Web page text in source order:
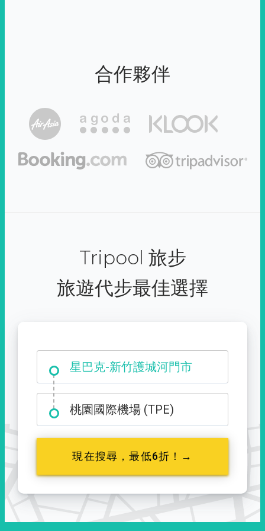
合作夥伴
Tripool 旅步
旅遊代步最佳選擇
大霸尖山登山口
桃園國際機場 (TPE)
現在搜尋，最低6折！→